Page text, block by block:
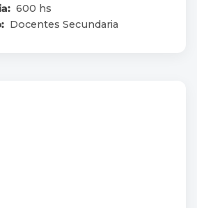
600 hs
Docentes Secundaria